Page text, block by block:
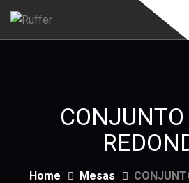
Home Mesas